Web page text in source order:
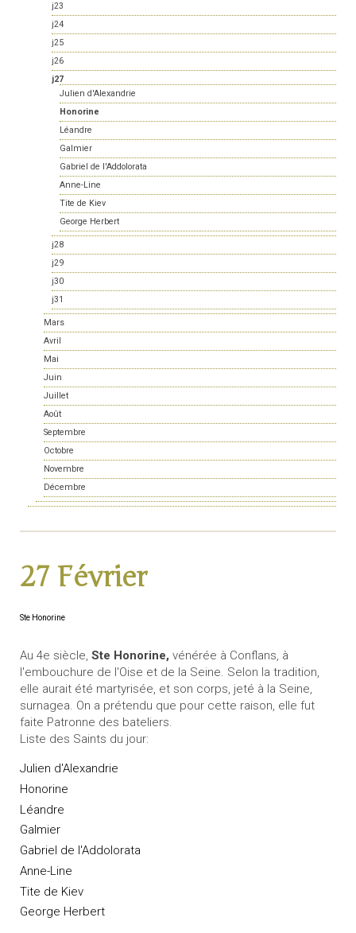
j23
j24
j25
j26
j27
Julien d'Alexandrie
Honorine
Léandre
Galmier
Gabriel de l'Addolorata
Anne-Line
Tite de Kiev
George Herbert
j28
j29
j30
j31
Mars
Avril
Mai
Juin
Juillet
Août
Septembre
Octobre
Novembre
Décembre
27 Février
Ste Honorine
Au 4e siècle, Ste Honorine, vénérée à Conflans, à
l'embouchure de l'Oise et de la Seine. Selon la tradition,
elle aurait été martyrisée, et son corps, jeté à la Seine,
surnagea. On a prétendu que pour cette raison, elle fut
faite Patronne des bateliers.
Liste des Saints du jour:
Julien d'Alexandrie
Honorine
Léandre
Galmier
Gabriel de l'Addolorata
Anne-Line
Tite de Kiev
George Herbert